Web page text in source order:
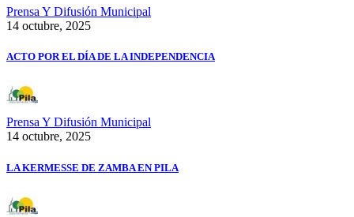
Prensa Y Difusión Municipal
14 octubre, 2025
ACTO POR EL DÍA DE LA INDEPENDENCIA
Prensa Y Difusión Municipal
14 octubre, 2025
LA KERMESSE DE ZAMBA EN PILA